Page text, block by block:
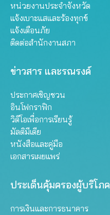
หน่วยงานประจำจังหวัด
แจ้งเบาะแสและร้องทุกข์
แจ้งเตือนภัย
ติดต่อสำนักงานสภา
ข่าวสาร และรณรงค์
ประกาศเชิญชวน
อินโฟกราฟิก
วิดีโอเพื่อการเรียนรู้
มัลติมีเดีย
หนังสือและคู่มือ
เอกสารเผยแพร่
ประเด็นคุ้มครองผู้บริโภค
การเงินและการธนาคาร